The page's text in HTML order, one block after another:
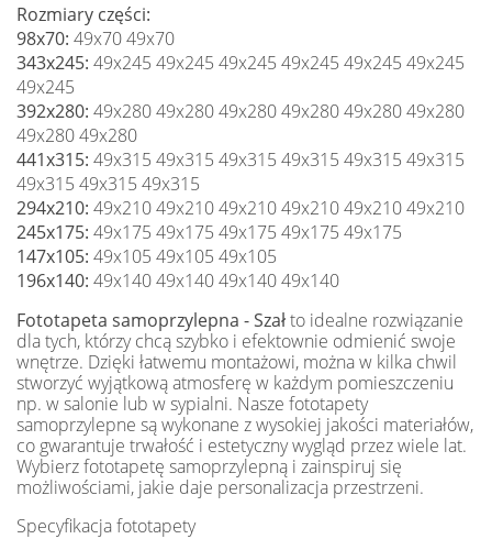
Rozmiary części:
98x70: 49x70 49x70
343x245: 49x245 49x245 49x245 49x245 49x245 49x245
49x245
392x280: 49x280 49x280 49x280 49x280 49x280 49x280
49x280 49x280
441x315: 49x315 49x315 49x315 49x315 49x315 49x315
49x315 49x315 49x315
294x210: 49x210 49x210 49x210 49x210 49x210 49x210
245x175: 49x175 49x175 49x175 49x175 49x175
147x105: 49x105 49x105 49x105
196x140: 49x140 49x140 49x140 49x140
Fototapeta samoprzylepna - Szałto idealne rozwiązanie
dla tych, którzy chcą szybko i efektownie odmienić swoje
wnętrze. Dzięki łatwemu montażowi, można w kilka chwil
stworzyć wyjątkową atmosferę w każdym pomieszczeniu
np. w salonie lub w sypialni. Nasze fototapety
samoprzylepne są wykonane z wysokiej jakości materiałów,
co gwarantuje trwałość i estetyczny wygląd przez wiele lat.
Wybierz fototapetę samoprzylepną i zainspiruj się
możliwościami, jakie daje personalizacja przestrzeni.
Specyfikacja fototapety